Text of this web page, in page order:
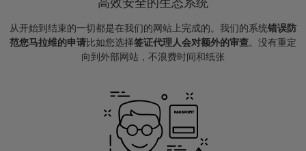
从开始到结束的一切都是在我们的网站上完成的。我们的系统错误防
范您马拉维的申请比如您选择签证代理人会对额外的审查。没有重定
向到外部网站，不浪费时间和纸张